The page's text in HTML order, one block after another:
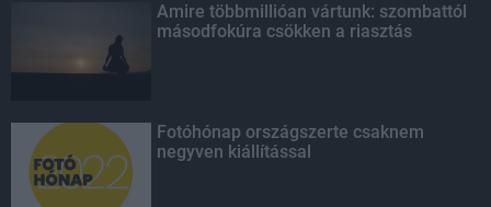
Amire többmillióan vártunk: szombattól
másodfokúra csökken a riasztás
Fotóhónap országszerte csaknem
negyven kiállítással